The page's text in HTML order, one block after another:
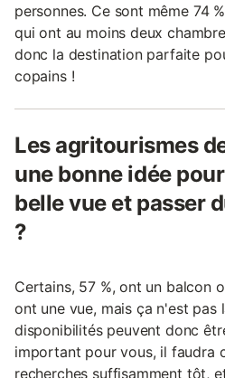
personnes. Ce sont même 74
qui ont au moins deux
donc la destination parfaite
copains !
Les agritourismes
une bonne idée
belle vue et passer
?
Certains, 57 %, ont un balcon
ont une vue, mais ça n'est pas
disponibilités peuvent donc
important pour vous, il faudra
recherches suffisamment tôt,